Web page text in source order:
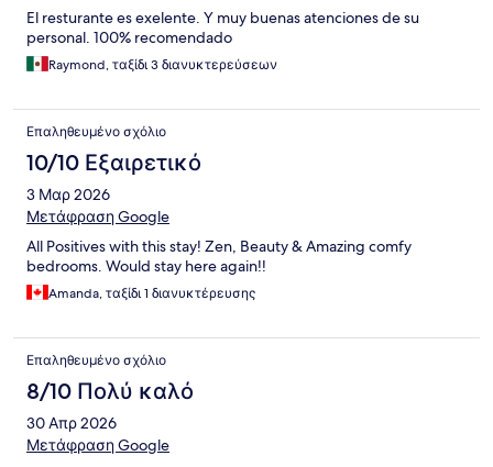
El resturante es exelente. Y muy buenas atenciones de su
personal. 100% recomendado
Raymond, ταξίδι 3 διανυκτερεύσεων
Επαληθευμένο σχόλιο
10/10 Εξαιρετικό
3 Μαρ 2026
Μετάφραση Google
All Positives with this stay! Zen, Beauty & Amazing comfy
bedrooms. Would stay here again!!
Amanda, ταξίδι 1 διανυκτέρευσης
Επαληθευμένο σχόλιο
8/10 Πολύ καλό
30 Απρ 2026
Μετάφραση Google